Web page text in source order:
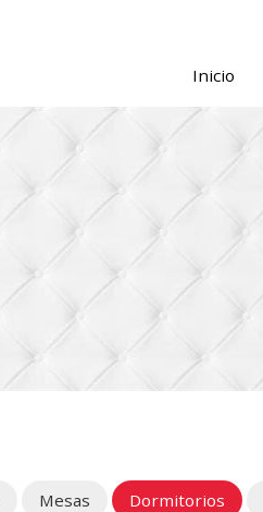
Inicio
Mesas Dormitorios